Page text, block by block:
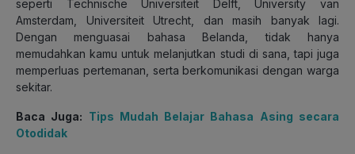
seperti Technische Universiteit Delft, University van
Amsterdam, Universiteit Utrecht, dan masih banyak lagi.
Dengan menguasai bahasa Belanda, tidak hanya
memudahkan kamu untuk melanjutkan studi di sana, tapi juga
memperluas pertemanan, serta berkomunikasi dengan warga
sekitar.
Baca Juga: Tips Mudah Belajar Bahasa Asing secara
Otodidak